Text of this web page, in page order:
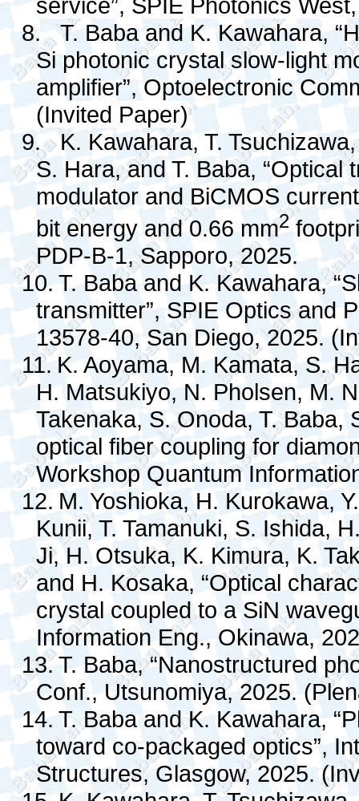
8.
T. Baba and K. Kawahara,
Si photonic crystal slow-light
amplifier”, Optoelectronic
(Invited Paper)
9.
K. Kawahara, T.
S. Hara, and T. Baba,
modulator and BiCMOS
bit energy and 0.66 mm2
PDP-B-1, Sapporo, 2025.
10.T. Baba and K. Kawahara,
transmitter”, SPIE Optics and
13578-40, San Diego, 2025.
11.K. Aoyama, M. Kamata, S.
H. Matsukiyo, N. Pholsen, M.
Takenaka, S. Onoda, T. Baba,
optical fiber coupling for
Workshop Quantum
12. M. Yoshioka, H. Kurokawa,
Kunii, T. Tamanuki, S. Ishida,
Ji, H. Otsuka, K. Kimura, K.
and H. Kosaka, “Optical
crystal coupled to a SiN
Information Eng., Okinawa,
13.T. Baba, “Nanostructured
Conf., Utsunomiya, 2025.
14.T. Baba and K. Kawahara,
toward co-packaged optics”,
Structures, Glasgow, 2025.